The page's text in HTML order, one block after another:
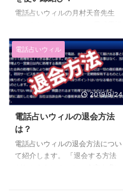
ります。 山元先生の詳細や口コ
多い顔写真を公開していない占い
師 ...
電話占いウィルの月村天音先生
で鑑定をし、「縁結び」も出来る
ウィルの中でも特に人気の占い師
です。 復縁や複雑な恋愛の鑑定
を得意としています。また、子育
てについても相談に乗ってくれま
す。 電話占いウィルがオープン
した当初に「初祢(はつね)先生」
という名前で絶大な人気だった占
い師でもあります。 その後、ま
たウィルに戻り今でも人気占い師
として活躍しています。 月村天
電話占いウィル
2019/9/24
電話占いウィルの退会方法
は？
電話占いウィルの退会方法につい
て紹介します。 「退会する方法